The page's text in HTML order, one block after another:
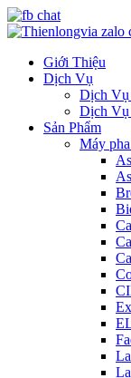
Giới Thiệu
Dịch Vụ
Dịch Vụ
Dịch Vụ
Sản Phẩm
Máy